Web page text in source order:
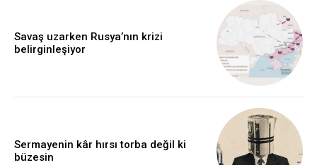
Savaş uzarken Rusya’nın krizi
belirginleşiyor
Sermayenin kâr hırsı torba değil ki
büzesin